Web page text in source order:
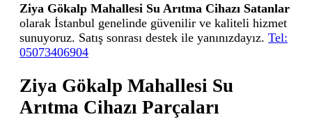
Ziya Gökalp Mahallesi Su Arıtma Cihazı Satanlar
olarak İstanbul genelinde güvenilir ve kaliteli hizmet
sunuyoruz. Satış sonrası destek ile yanınızdayız. Tel:
05073406904
Ziya Gökalp Mahallesi Su
Arıtma Cihazı Parçaları